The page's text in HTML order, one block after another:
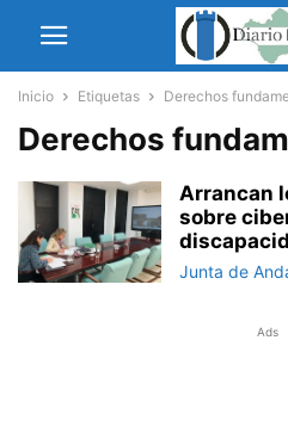
Inicio Etiquetas Derechos
Derechos
Arrancan
sobre
Junta de
Ads